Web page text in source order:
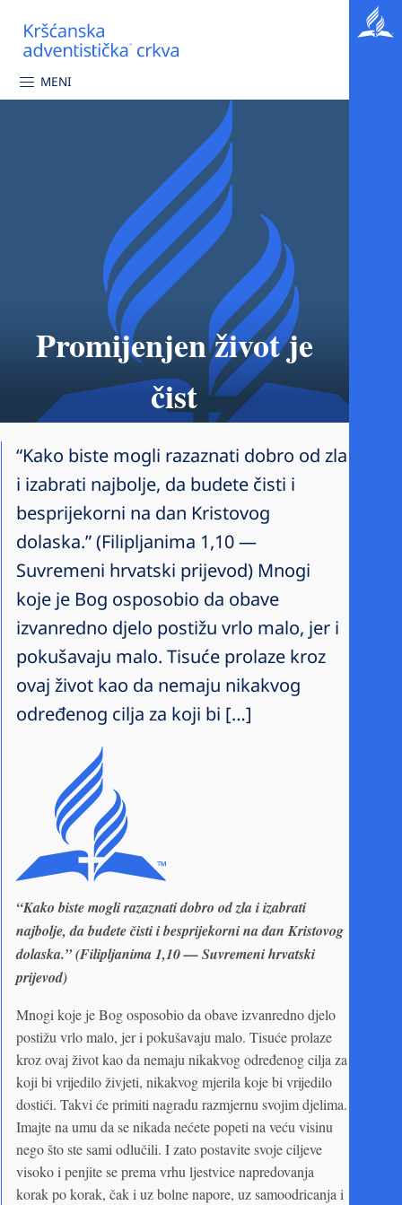
MENI
Promijenjen život je
čist
“Kako biste mogli razaznati dobro od zla
i izabrati najbolje, da budete čisti i
besprijekorni na dan Kristovog
dolaska.” (Filipljanima 1,10 —
Suvremeni hrvatski prijevod) Mnogi
koje je Bog osposobio da obave
izvanredno djelo postižu vrlo malo, jer i
pokušavaju malo. Tisuće prolaze kroz
ovaj život kao da nemaju nikakvog
određenog cilja za koji bi […]
“Kako biste mogli razaznati dobro od zla i izabrati
najbolje, da budete čisti i besprijekorni na dan Kristovog
dolaska.” (Filipljanima 1,10 — Suvremeni hrvatski
prijevod)
Mnogi koje je Bog osposobio da obave izvanredno djelo
postižu vrlo malo, jer i pokušavaju malo. Tisuće prolaze
kroz ovaj život kao da nemaju nikakvog određenog cilja za
koji bi vrijedilo živjeti, nikakvog mjerila koje bi vrijedilo
dostići. Takvi će primiti nagradu razmjernu svojim djelima.
Imajte na umu da se nikada nećete popeti na veću visinu
nego što ste sami odlučili. I zato postavite svoje ciljeve
visoko i penjite se prema vrhu ljestvice napredovanja
korak po korak, čak i uz bolne napore, uz samoodricanja i